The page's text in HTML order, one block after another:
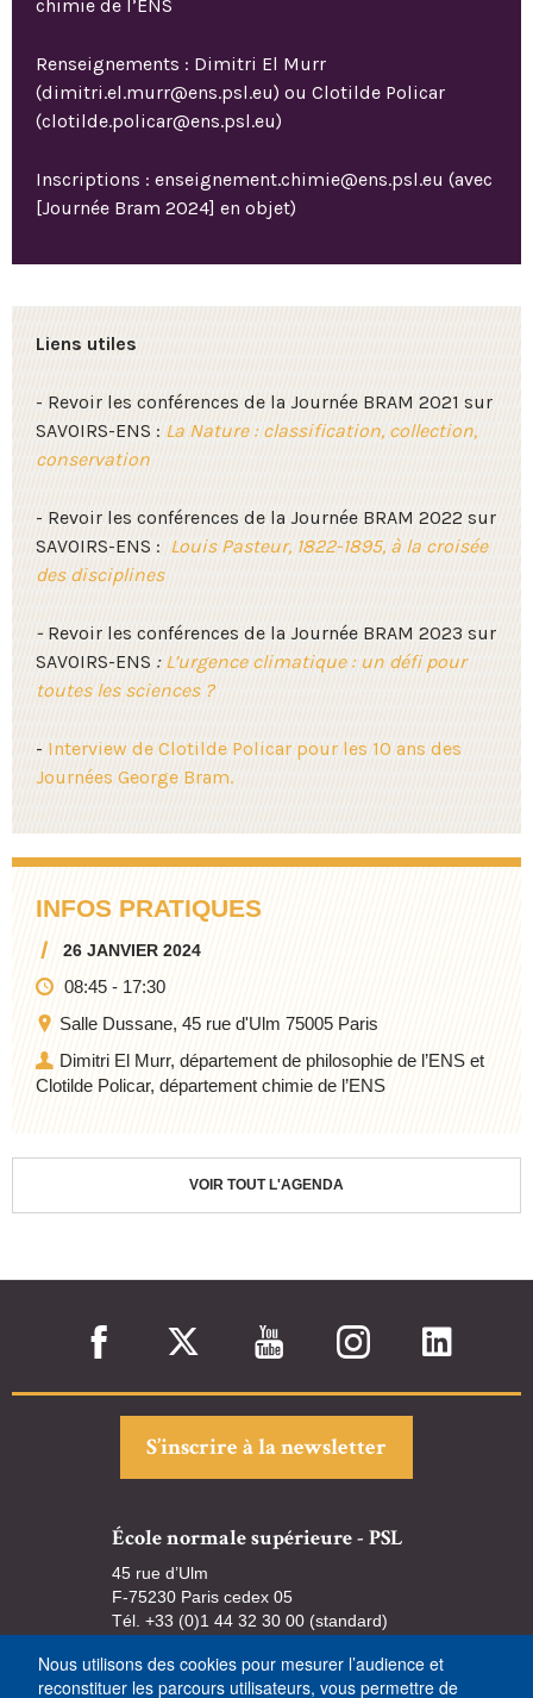
chimie de l’ENS
Renseignements : Dimitri El Murr
(dimitri.el.murr@ens.psl.eu) ou Clotilde Policar
(clotilde.policar@ens.psl.eu)
Inscriptions : enseignement.chimie@ens.psl.eu (avec
[Journée Bram 2024] en objet)
Liens utiles
- Revoir les conférences de la Journée BRAM 2021 sur
SAVOIRS-ENS :La Nature : classification, collection,
conservation
- Revoir les conférences de la Journée BRAM 2022 sur
SAVOIRS-ENS :Louis Pasteur, 1822-1895, à la croisée
des disciplines
-Revoir les conférences de la Journée BRAM 2023 sur
SAVOIRS-ENS:L’urgence climatique : un défi pour
toutes les sciences ?
-Interview de Clotilde Policar pour les 10 ans des
Journées George Bram.
INFOS PRATIQUES
26 JANVIER 2024
08:45-17:30
Salle Dussane, 45 rue d'Ulm 75005 Paris
Dimitri El Murr, département de philosophie de l’ENS et
Clotilde Policar, département chimie de l’ENS
VOIR TOUT L'AGENDA
S’inscrire à la newsletter
École normale supérieure - PSL
45 rue d’Ulm
F-75230 Paris cedex 05
Tél. +33 (0)1 44 32 30 00 (standard)
Nous utilisons des cookies pour mesurer l’audience et
reconstituer les parcours utilisateurs, vous permettre de